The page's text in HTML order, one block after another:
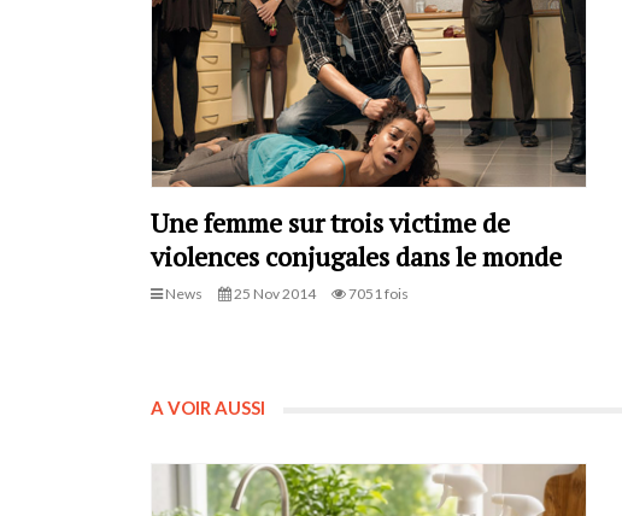
Une femme sur trois victime de
violences conjugales dans le monde
News 25 Nov 2014 7051 fois
A VOIR AUSSI